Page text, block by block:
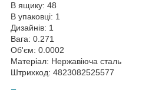
В ящику: 48
В упаковці: 1
Дизайнів: 1
Вага: 0.271
Об'єм: 0.0002
Матеріал: Нержавіюча сталь
Штрихкод: 4823082525577